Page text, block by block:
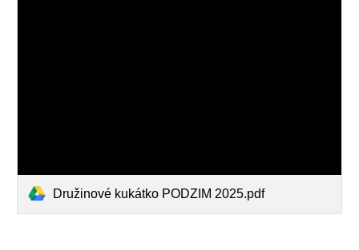
Družinové kukátko PODZIM 2025.pdf